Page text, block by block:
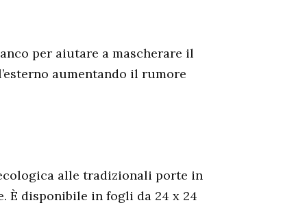
per aiutare a mascherare il
aumentando il rumore
alle tradizionali porte in
È disponibile in fogli da 24 x 24